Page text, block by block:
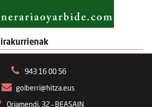
943 16 00 56
goiberri@hitza.eus
Oriamendi, 32 – BEASAIN